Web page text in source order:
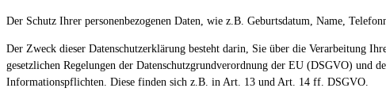
Der Schutz Ihrer personenbezogenen Daten, wie z.B. Geburtsdatum, Name,
Der Zweck dieser Datenschutzerklärung besteht darin, Sie über die Verarbeitung
gesetzlichen Regelungen der Datenschutzgrundverordnung der EU (DSGVO) und
Informationspflichten. Diese finden sich z.B. in Art. 13 und Art. 14 ff. DSGVO.